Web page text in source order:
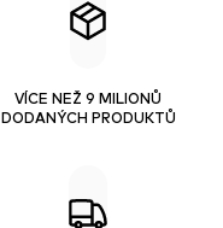
VÍCE NEŽ 9 MILIONŮ
DODANÝCH PRODUKTŮ